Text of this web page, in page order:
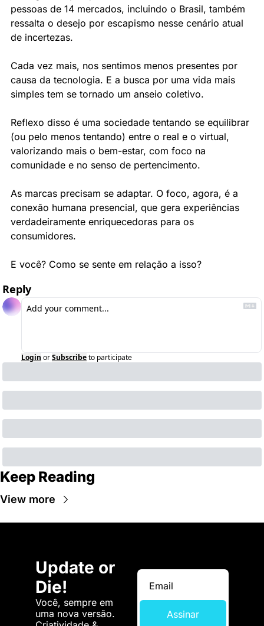
pessoas de 14 mercados, incluindo o Brasil, também
ressalta o desejo por escapismo nesse cenário atual
de incertezas.
Cada vez mais, nos sentimos menos presentes por
causa da tecnologia. E a busca por uma vida mais
simples tem se tornado um anseio coletivo.
Reflexo disso é uma sociedade tentando se equilibrar
(ou pelo menos tentando) entre o real e o virtual,
valorizando mais o bem-estar, com foco na
comunidade e no senso de pertencimento.
As marcas precisam se adaptar. O foco, agora, é a
conexão humana presencial, que gera experiências
verdadeiramente enriquecedoras para os
consumidores.
E você? Como se sente em relação a isso?
Reply
Login orSubscribeto participate
Keep Reading
View more
Update or
Die!
Você, sempre em
uma nova versão.
Assinar